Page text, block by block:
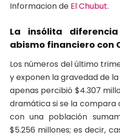
Informacion de El Chubut.
La insólita
abismo financiero con
Los números del último
y exponen la gravedad de
apenas percibió $4.307
dramática si se la compara
con una población
$5.256 millones; es decir,